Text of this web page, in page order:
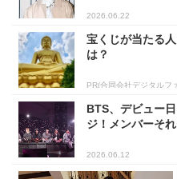
2026.06.22
宝くじが当たる
は？
PR(合同会社デジタルフ
BTS、デビュー
ジ！メンバーそ
2026.06.12